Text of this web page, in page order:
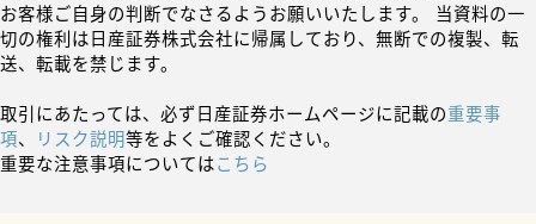
お客様ご自身の判断でなさるようお願いいたします。 当資料の一
切の権利は日産証券株式会社に帰属しており、無断での複製、転
送、転載を禁じます。
取引にあたっては、必ず日産証券ホームページに記載の重要事
項、 リスク説明等をよくご確認ください。
重要な注意事項についてはこちら